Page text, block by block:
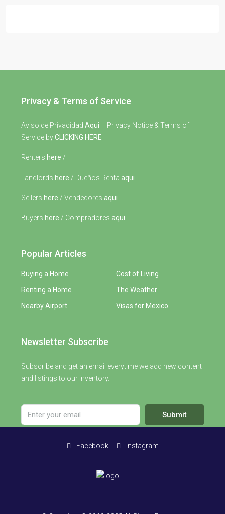
Privacy & Terms of Service
Aviso de Privacidad Aqui – Privacy Notice & Terms of
Service byCLICKING HERE
Renters here /
Landlords here / Dueños Renta aqui
Sellers here / Vendedores aqui
Buyers here / Compradores aqui
Popular Articles
Buying a Home
Renting a Home
Nearby Airport
Cost of Living
The Weather
Visas for Mexico
Newsletter Subscribe
Subscribe and get an email everytime we add new content
and listings to our inventory.
Submit
Facebook Instagram